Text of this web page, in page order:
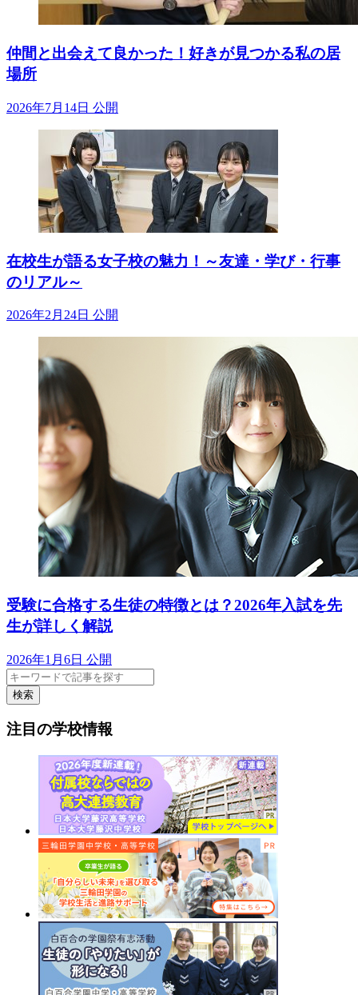
仲間と出会えて良かった！好きが見つかる私の居
場所
2026年7月14日 公開
在校生が語る女子校の魅力！～友達・学び・行事
のリアル～
2026年2月24日 公開
受験に合格する生徒の特徴とは？2026年入試を先
生が詳しく解説
2026年1月6日 公開
検索
注目の学校情報